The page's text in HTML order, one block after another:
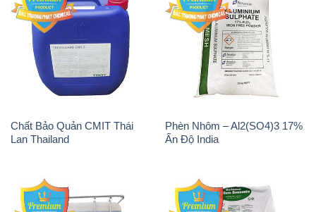
Chất Bảo Quản CMIT Thái
Lan Thailand
Phèn Nhôm – Al2(SO4)3 17%
Ấn Độ India